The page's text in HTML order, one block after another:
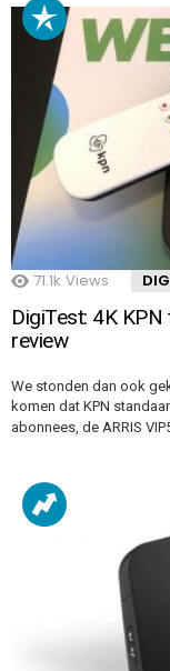
71.1k Views
DigiTest: 4K
review
We stonden dan ook
komen dat KPN
abonnees, de ARRIS